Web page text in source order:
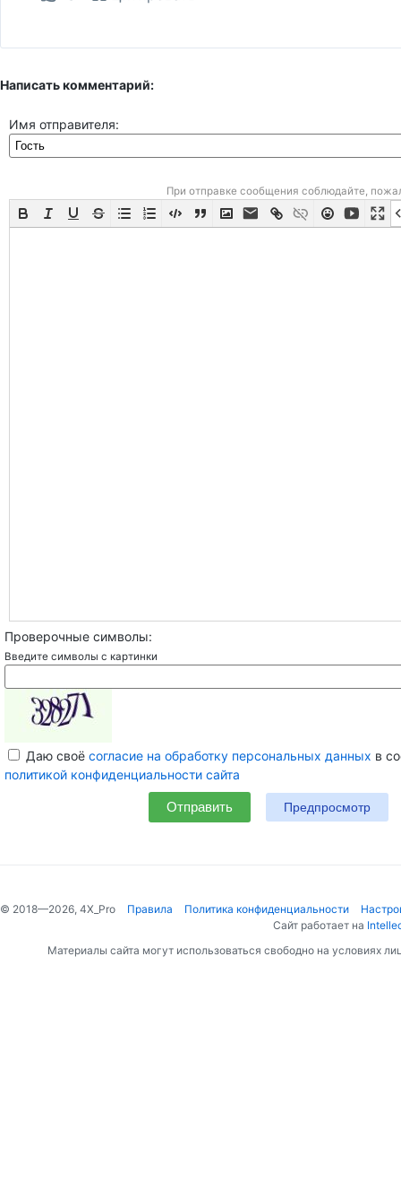
Написать комментарий:
Имя отправителя:
При отправке сообщения соблюдайте,
Проверочные символы:
Введите символы с картинки
Даю своё согласие на обработку персональных данных в
политикой конфиденциальности сайта
Отправить
© 2018—2026, 4X_Pro Правила Политика конфиденциальности
Сайт работает на
Материалы сайта могут использоваться свободно на условиях